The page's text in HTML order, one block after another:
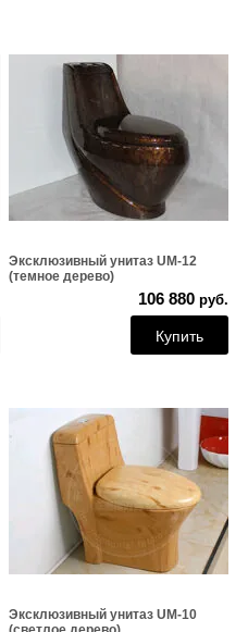
Эксклюзивный унитаз UM-12
(темное дерево)
106 880 руб.
Купить
Эксклюзивный унитаз UM-10